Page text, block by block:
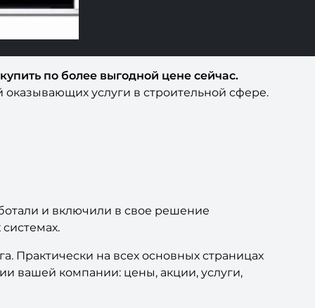
по более выгодной цене сейчас.
услуги в строительной сфере.
и включили в свое решение
Практически на всех основных страницах
вашей компании: цены, акции, услуги,